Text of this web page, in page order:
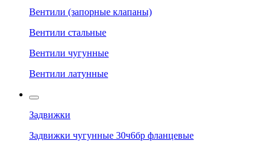
Вентили (запорные клапаны)
Вентили стальные
Вентили чугунные
Вентили латунные
Задвижки
Задвижки чугунные 30ч6бр фланцевые